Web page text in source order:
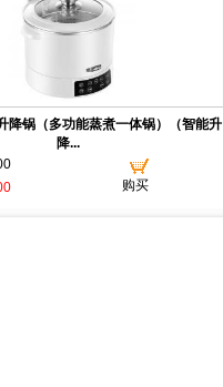
降锅（多功能蒸煮一体锅）（智能升
降...
购买